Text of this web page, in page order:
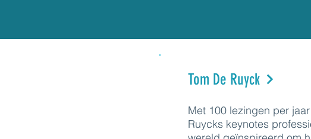
Tom De Ruyck
Met 100 lezingen per
Ruycks keynotes